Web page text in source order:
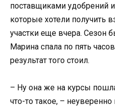
поставщиками удобрений
которые хотели получить
участки еще вчера. Сезон
Марина спала по пять
результат того стоил.
– Ну она же на курсы
что-то такое, –